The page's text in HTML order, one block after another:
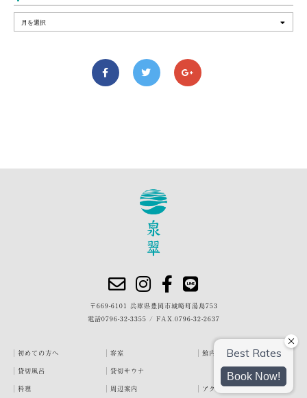
〒669-6101 兵庫県豊岡市城崎町湯島753
電話0796-32-3355 / FAX.0796-32-2637
初めての方へ 客室
館内・施設
貸切風呂
貸切サウナ
料理
周辺案内 アクセス